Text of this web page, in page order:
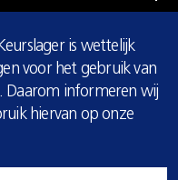
is wettelijk
voor het gebruik van
Daarom informeren wij
hiervan op onze